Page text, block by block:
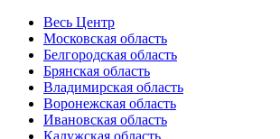
Весь Центр
Московская область
Белгородская область
Брянская область
Владимирская область
Воронежская область
Ивановская область
Калужская область